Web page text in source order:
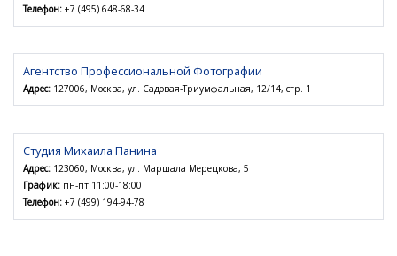
Телефон: +7 (495) 648-68-34
Агентство Профессиональной Фотографии
Адрес: 127006, Москва, ул. Садовая-Триумфальная, 12/14, стр. 1
Студия Михаила Панина
Адрес: 123060, Москва, ул. Маршала Мерецкова, 5
График: пн-пт 11:00-18:00
Телефон: +7 (499) 194-94-78